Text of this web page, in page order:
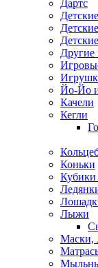
Дартс
Другие
Йо-Йо
Качели
Кегли
Коньки
Кубики
Лыжи
Маски,